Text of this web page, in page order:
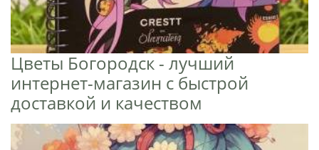
Цветы Богородск - лучший
интернет-магазин с быстрой
доставкой и качеством